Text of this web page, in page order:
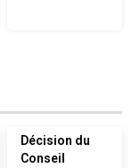
Décision du
Conseil